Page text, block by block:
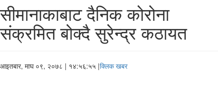
सीमानाकाबाट दैनिक कोरोना
संक्रमित बोक्दै सुरेन्द्र कठायत
आइतबार, माघ ०९, २०७८ | १४:५६:५५ |क्लिक खबर